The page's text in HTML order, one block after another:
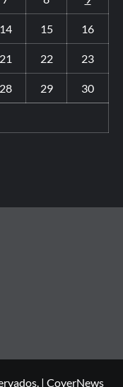
14 15 16
21 22 23
28 29 30
| CoverNews